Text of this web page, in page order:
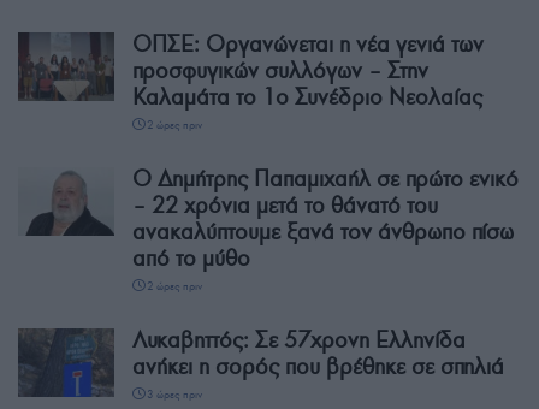
ΟΠΣΕ: Οργανώνεται η νέα γενιά των
προσφυγικών συλλόγων – Στην
Καλαμάτα το 1ο Συνέδριο Νεολαίας
2 ώρες πριν
Ο Δημήτρης Παπαμιχαήλ σε πρώτο ενικό
– 22 χρόνια μετά το θάνατό του
ανακαλύπτουμε ξανά τον άνθρωπο πίσω
από το μύθο
2 ώρες πριν
Λυκαβηττός: Σε 57χρονη Ελληνίδα
ανήκει η σορός που βρέθηκε σε σπηλιά
3 ώρες πριν